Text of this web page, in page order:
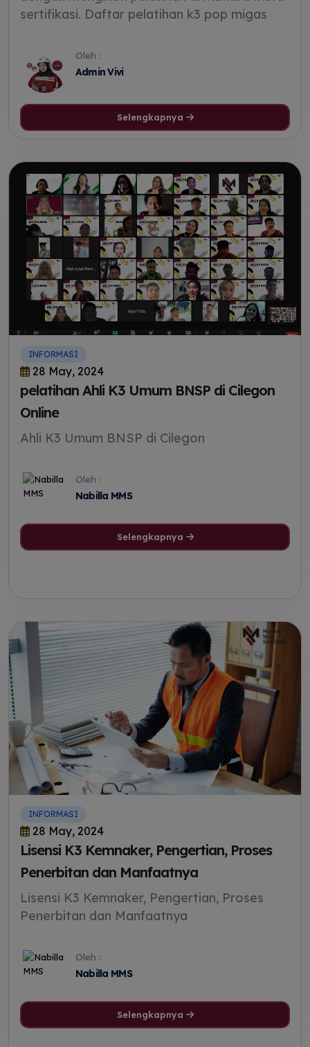
sertifikasi. Daftar pelatihan k3 pop migas
Oleh :
Admin Vivi
Selengkapnya
INFORMASI
28 May, 2024
pelatihan Ahli K3 Umum BNSP di Cilegon
Online
Ahli K3 Umum BNSP di Cilegon
Oleh :
Nabilla MMS
Selengkapnya
INFORMASI
28 May, 2024
Lisensi K3 Kemnaker, Pengertian, Proses
Penerbitan dan Manfaatnya
Lisensi K3 Kemnaker, Pengertian, Proses
Penerbitan dan Manfaatnya
Oleh :
Nabilla MMS
Selengkapnya